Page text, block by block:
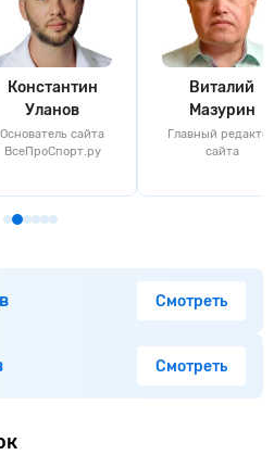
Константин
Уланов
Основатель сайта
ВсеПроСпорт.ру
Виталий
Мазурин
Главный
сайта
Смотреть
Смотреть